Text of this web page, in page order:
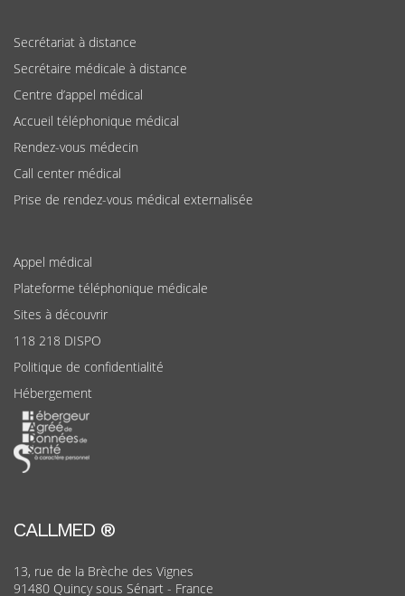
Secrétariat à distance
Secrétaire médicale à distance
Centre d’appel médical
Accueil téléphonique médical
Rendez-vous médecin
Call center médical
Prise de rendez-vous médical externalisée
Appel médical
Plateforme téléphonique médicale
Sites à découvrir
118 218 DISPO
Politique de confidentialité
Hébergement
CALLMED ®
13, rue de la Brèche des Vignes
91480 Quincy sous Sénart - France